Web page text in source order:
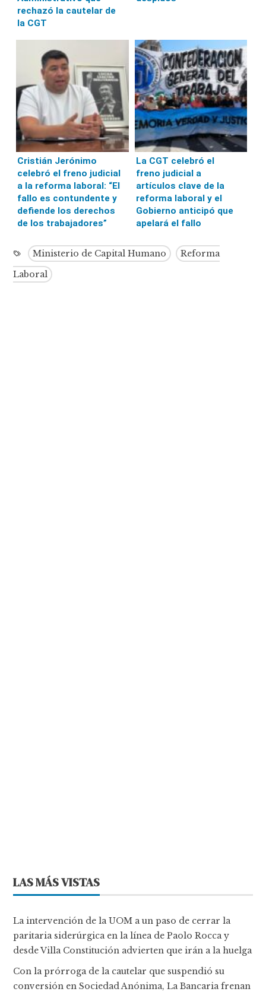
rechazó la cautelar de
la CGT
Cristián Jerónimo
celebró el freno judicial
a la reforma laboral: “El
fallo es contundente y
defiende los derechos
de los trabajadores”
La CGT celebró el
freno judicial a
artículos clave de la
reforma laboral y el
Gobierno anticipó que
apelará el fallo
Ministerio de Capital Humano
Reforma
Laboral
LAS MÁS VISTAS
La intervención de la UOM a un paso de cerrar la
paritaria siderúrgica en la línea de Paolo Rocca y
desde Villa Constitución advierten que irán a la huelga
Con la prórroga de la cautelar que suspendió su
conversión en Sociedad Anónima, La Bancaria frenan